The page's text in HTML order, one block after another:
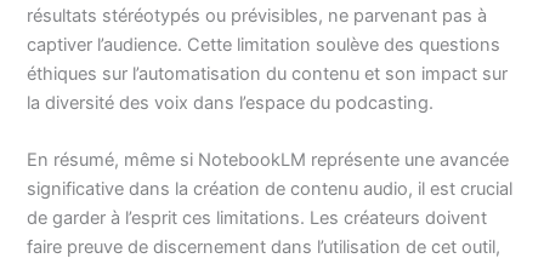
résultats stéréotypés ou prévisibles, ne parvenant pas à
captiver l’audience. Cette limitation soulève des questions
éthiques sur l’automatisation du contenu et son impact sur
la diversité des voix dans l’espace du podcasting.
En résumé, même si NotebookLM représente une avancée
significative dans la création de contenu audio, il est crucial
de garder à l’esprit ces limitations. Les créateurs doivent
faire preuve de discernement dans l’utilisation de cet outil,